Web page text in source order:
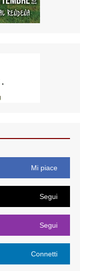
Mi piace
Segui
Segui
Connetti